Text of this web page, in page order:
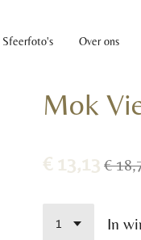
Sfeerfoto's Over ons
Mok
€ 13,13 €
In